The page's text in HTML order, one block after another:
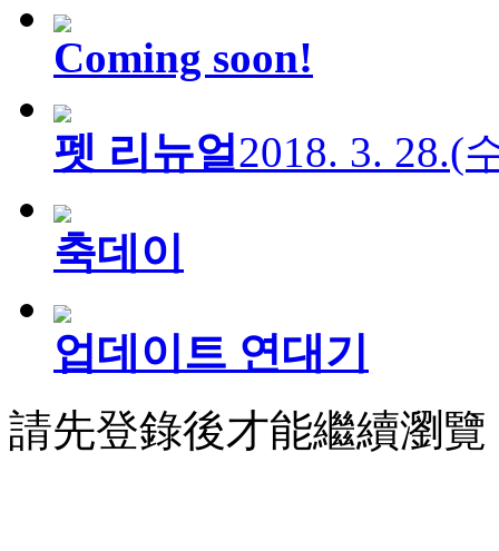
Coming soon!
펫 리뉴얼2018. 3. 28.(
축데이
업데이트 연대기
請先登錄後才能繼續瀏覽